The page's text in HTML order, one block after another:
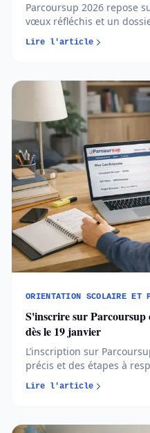
Parcoursup 2026 repose
vœux réfléchis et un
chances d’admission.
anticiper chaque étape
Lire l'article
ORIENTATION SCOLAIRE ET
S'inscrire sur Parcoursup
dès le 19 janvier
L’inscription sur
précis et des étapes à
comprenant quand et
vous avancez plus
Lire l'article